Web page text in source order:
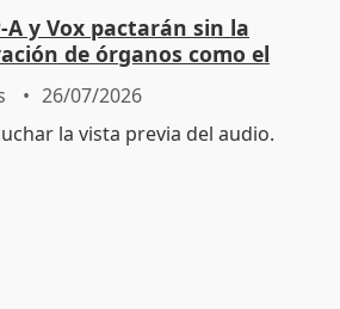
A y Vox pactarán sin la
de órganos como el
26/07/2026